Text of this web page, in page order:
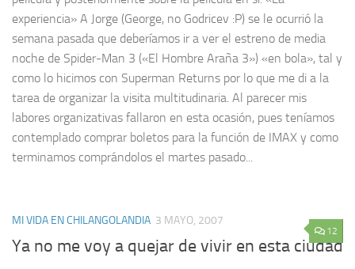
experiencia» A Jorge (George, no Godricev :P) se le ocurrió la
semana pasada que deberíamos ir a ver el estreno de media
noche de Spider-Man 3 («El Hombre Araña 3») «en bola», tal y
como lo hicimos con Superman Returns por lo que me di a la
tarea de organizar la visita multitudinaria. Al parecer mis
labores organizativas fallaron en esta ocasión, pues teníamos
contemplado comprar boletos para la función de IMAX y como
terminamos comprándolos el martes pasado...
12
MI VIDA EN CHILANGOLANDIA 3 MAYO, 2007
Ya no me voy a quejar de vivir en esta ciudad